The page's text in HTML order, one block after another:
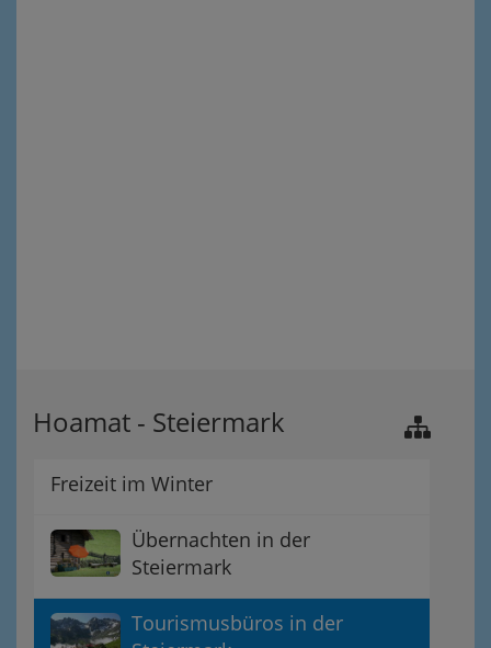
Hoamat - Steiermark
Freizeit im Winter
Übernachten in der
Steiermark
Tourismusbüros in der